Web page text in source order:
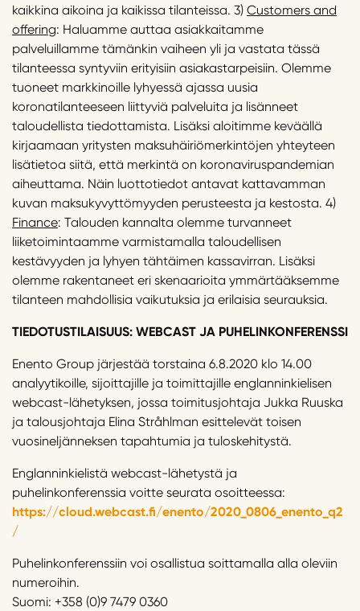
kaikkina aikoina ja kaikissa tilanteissa. 3) Customers and
offering: Haluamme auttaa asiakkaitamme
palveluillamme tämänkin vaiheen yli ja vastata tässä
tilanteessa syntyviin erityisiin asiakastarpeisiin. Olemme
tuoneet markkinoille lyhyessä ajassa uusia
koronatilanteeseen liittyviä palveluita ja lisänneet
taloudellista tiedottamista. Lisäksi aloitimme keväällä
kirjaamaan yritysten maksuhäiriömerkintöjen yhteyteen
lisätietoa siitä, että merkintä on koronaviruspandemian
aiheuttama. Näin luottotiedot antavat kattavamman
kuvan maksukyvyttömyyden perusteesta ja kestosta. 4)
Finance: Talouden kannalta olemme turvanneet
liiketoimintaamme varmistamalla taloudellisen
kestävyyden ja lyhyen tähtäimen kassavirran. Lisäksi
olemme rakentaneet eri skenaarioita ymmärtääksemme
tilanteen mahdollisia vaikutuksia ja erilaisia seurauksia.
TIEDOTUSTILAISUUS: WEBCAST JA PUHELINKONFERENSSI
Enento Group järjestää torstaina 6.8.2020 klo 14.00
analyytikoille, sijoittajille ja toimittajille englanninkielisen
webcast-lähetyksen, jossa toimitusjohtaja Jukka Ruuska
ja talousjohtaja Elina Stråhlman esittelevät toisen
vuosineljänneksen tapahtumia ja tuloskehitystä.
Englanninkielistä webcast-lähetystä ja
puhelinkonferenssia voitte seurata osoitteessa:
https://cloud.webcast.fi/enento/2020_0806_enento_q2
/
Puhelinkonferenssiin voi osallistua soittamalla alla oleviin
numeroihin.
Suomi: +358 (0)9 7479 0360